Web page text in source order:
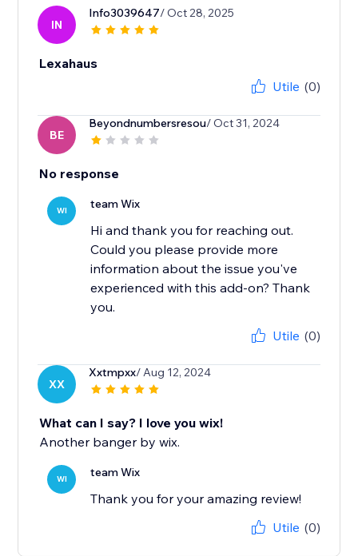
IN
Info3039647/ Oct 28, 2025
Lexahaus
Utile (0)
BE
Beyondnumbersresou/ Oct 31, 2024
No response
WI team Wix
Hi and thank you for reaching out.
Could you please provide more
information about the issue you've
experienced with this add-on? Thank
you.
Utile (0)
XX
Xxtmpxx/ Aug 12, 2024
What can I say? I love you wix!
Another banger by wix.
WI team Wix
Thank you for your amazing review!
Utile (0)